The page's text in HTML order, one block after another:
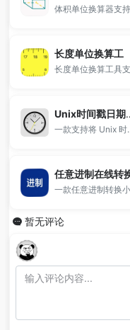
长度单位换算工
Unix
一款支持将 Unix 时间戳与北京时间互相转
任意进制在线转
暂无评论